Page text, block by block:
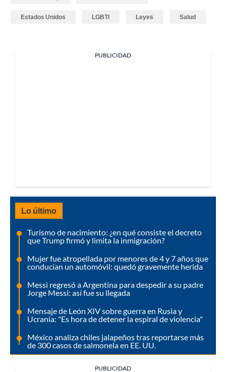
Estados Unidos LGBTI Leyes Salud
PUBLICIDAD
Lo último
Turismo de nacimiento: ¿en qué consiste el decreto
que Trump firmó y limita la inmigración?
Mujer fue atropellada por menores de 4 y 7 años que
conducían un automóvil: quedó gravemente herida
Messi regresó a Argentina para despedir a su padre
Jorge Messi: así fue su llegada
Mensaje de León XIV sobre guerra en Rusia y
Ucrania: "Es hora de detener la espiral de violencia"
México analiza chiles jalapeños tras reportarse más
de 300 casos de salmonela en EE. UU.
PUBLICIDAD